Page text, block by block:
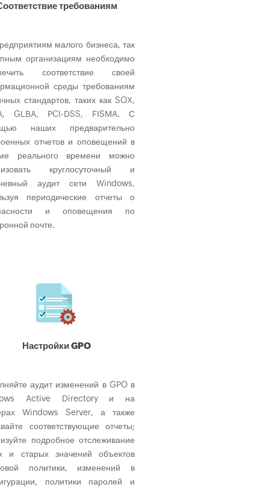
требованиям
малого бизнеса, так
организациям необходимо
соответствие своей
среды требованиям
стандартов, таких как SOX,
GLBA, PCI-DSS, FISMA. С
наших предварительно
отчетов и оповещений в
реального времени можно
круглосуточный и
аудит сети Windows,
периодические отчеты о
и оповещения по
почте.
Настройки GPO
аудит изменений в GPO в
Active Directory и на
Windows Server, а также
соответствующие отчеты;
подробное отслеживание
и старых значений объектов
политики, изменений в
политики паролей и